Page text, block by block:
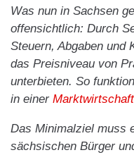
Was nun in Sachsen
offensichtlich: Durch
Steuern, Abgaben und
das Preisniveau von
unterbieten. So
in einer Marktwirtschaft
Das Minimalziel muss
sächsischen Bürger